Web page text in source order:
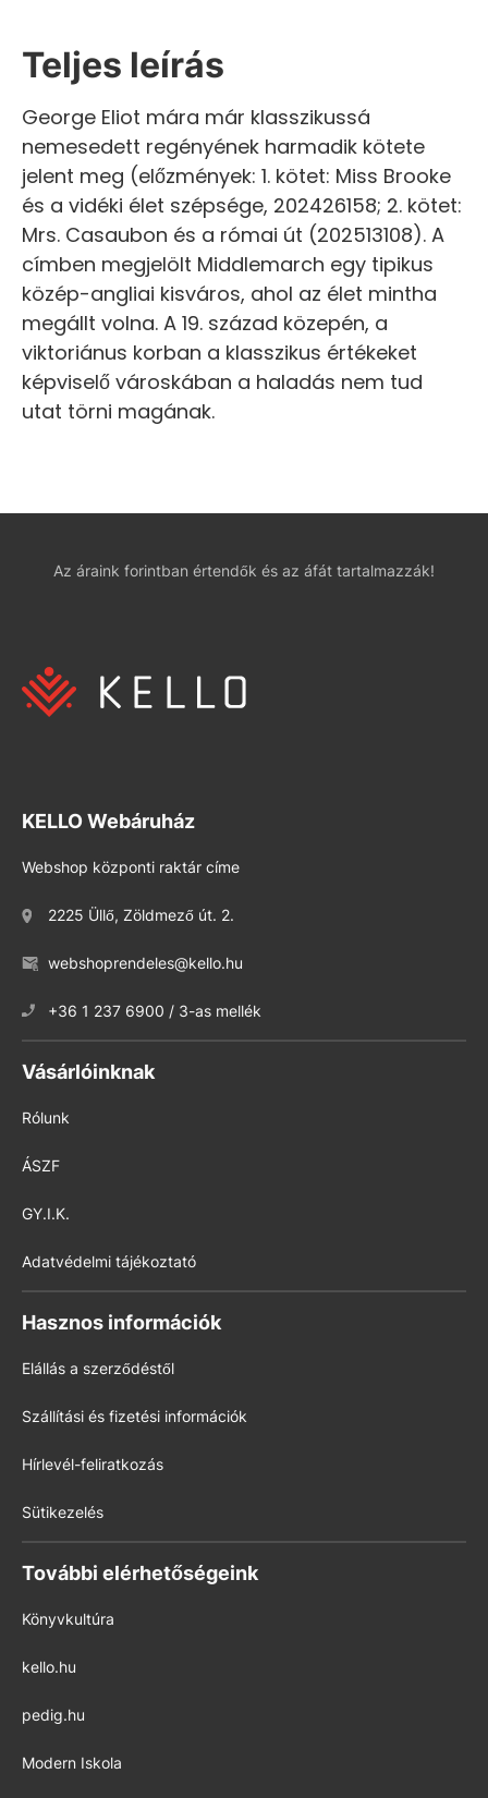
Teljes leírás
George Eliot mára már klasszikussá
nemesedett regényének harmadik kötete
jelent meg (előzmények: 1. kötet: Miss Brooke
és a vidéki élet szépsége, 202426158; 2. kötet:
Mrs. Casaubon és a római út (202513108). A
címben megjelölt Middlemarch egy tipikus
közép-angliai kisváros, ahol az élet mintha
megállt volna. A 19. század közepén, a
viktoriánus korban a klasszikus értékeket
képviselő városkában a haladás nem tud
utat törni magának.
Az áraink forintban értendők és az áfát tartalmazzák!
KELLO Webáruház
Webshop központi raktár címe
2225 Üllő, Zöldmező út. 2.
webshoprendeles@kello.hu
+36 1 237 6900 / 3-as mellék
Vásárlóinknak
Rólunk
ÁSZF
GY.I.K.
Adatvédelmi tájékoztató
Hasznos információk
Elállás a szerződéstől
Szállítási és fizetési információk
Hírlevél-feliratkozás
Sütikezelés
További elérhetőségeink
Könyvkultúra
kello.hu
pedig.hu
Modern Iskola